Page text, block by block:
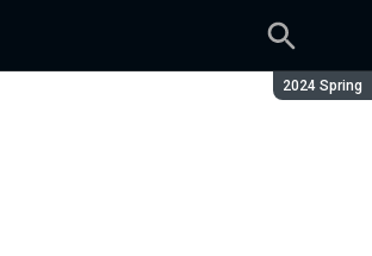
Сезон:
2024 Spring